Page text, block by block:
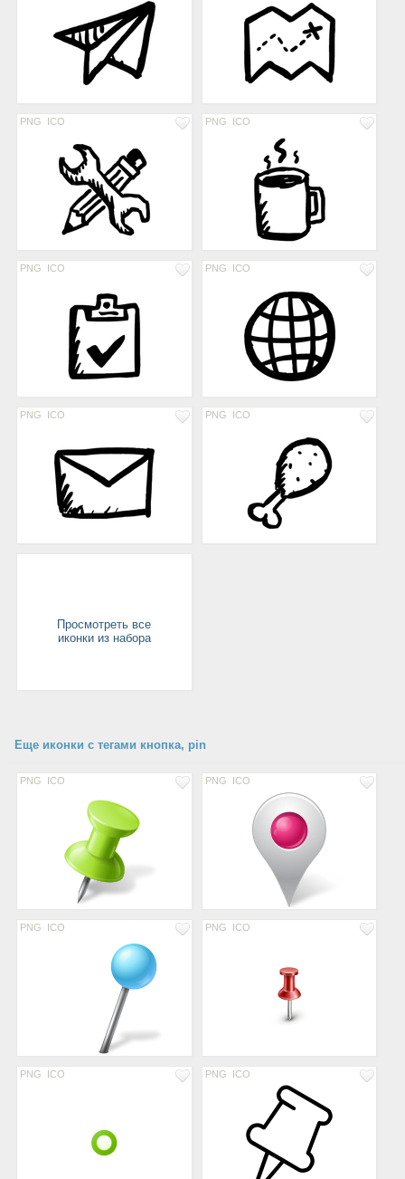
PNG ICO PNG ICO
PNG ICO PNG ICO
PNG ICO PNG ICO
Просмотреть все
иконки из набора
Еще иконки с тегами кнопка, pin
PNG ICO PNG ICO
PNG ICO PNG ICO
PNG ICO PNG ICO